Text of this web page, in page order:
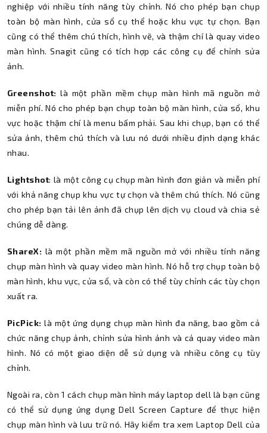
nghiệp với nhiều tính năng tùy chỉnh. Nó cho phép bạn chụp
toàn bộ màn hình, cửa sổ cụ thể hoặc khu vực tự chọn. Bạn
cũng có thể thêm chú thích, hình vẽ, và thậm chí là quay video
màn hình. Snagit cũng có tích hợp các công cụ để chỉnh sửa
ảnh.
Greenshot: là một phần mềm chụp màn hình mã nguồn mở
miễn phí. Nó cho phép bạn chụp toàn bộ màn hình, cửa sổ, khu
vực hoặc thậm chí là menu bấm phải. Sau khi chụp, bạn có thể
sửa ảnh, thêm chú thích và lưu nó dưới nhiều định dạng khác
nhau.
Lightshot: là một công cụ chụp màn hình đơn giản và miễn phí
với khả năng chụp khu vực tự chọn và thêm chú thích. Nó cũng
cho phép bạn tải lên ảnh đã chụp lên dịch vụ cloud và chia sẻ
chúng dễ dàng.
ShareX: là một phần mềm mã nguồn mở với nhiều tính năng
chụp màn hình và quay video màn hình. Nó hỗ trợ chụp toàn bộ
màn hình, khu vực, cửa sổ, và còn có thể tùy chỉnh các tùy chọn
xuất ra.
PicPick:là một ứng dụng chụp màn hình đa năng, bao gồm cả
chức năng chụp ảnh, chỉnh sửa hình ảnh và cả quay video màn
hình. Nó có một giao diện dễ sử dụng và nhiều công cụ tùy
chỉnh.
Ngoài ra, còn 1 cách chụp màn hình máy laptop dell là bạn cũng
có thể sử dụng ứng dụng Dell Screen Capture để thực hiện
chụp màn hình và lưu trữ nó. Hãy kiểm tra xem Laptop Dell của